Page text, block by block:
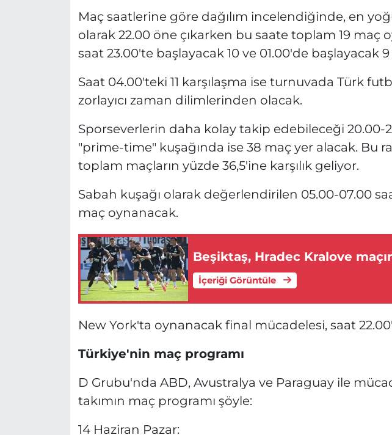
Maç saatlerine göre dağılım incelendiğinde, en
olarak 22.00 öne çıkarken bu saate toplam 19 maç
saat 23.00'te başlayacak 10 ve 01.00'de başlayacak
Saat 04.00'teki 11 karşılaşma ise turnuvada Türk
zorlayıcı zaman dilimlerinden olacak.
Sporseverlerin daha kolay takip edebileceği 20.00-
"prime-time" kuşağında ise 38 maç yer alacak. Bu
toplam maçların yüzde 36,5'ine karşılık geliyor.
Sabah kuşağı olarak değerlendirilen 05.00-07.00
maç oynanacak.
Beşiktaş, Hradec Kralove
İçeriği Görüntüle
New York'ta oynanacak final mücadelesi, saat
Türkiye'nin maç programı
D Grubu'nda ABD, Avustralya ve Paraguay ile
takımın maç programı şöyle:
14 Haziran Pazar: